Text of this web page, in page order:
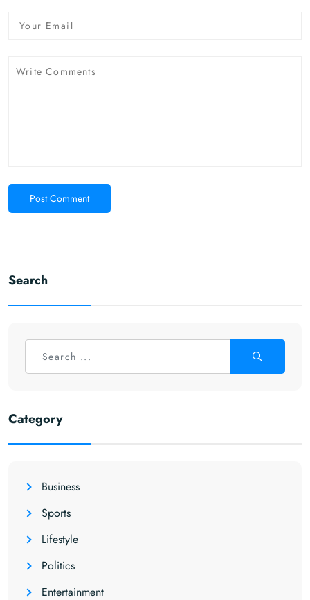
Post Comment
Search
Category
Business
Sports
Lifestyle
Politics
Entertainment